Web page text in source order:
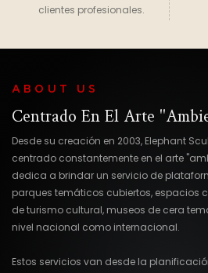
clientes profesionales.
ABOUT US
Centrado En El Arte
Desde su creación en 2003, Elephant
centrado constantemente en el arte
dedica a brindar un servicio de
parques temáticos cubiertos, espacios
de turismo cultural, museos de cera
nivel nacional como internacional.
Estos servicios van desde la